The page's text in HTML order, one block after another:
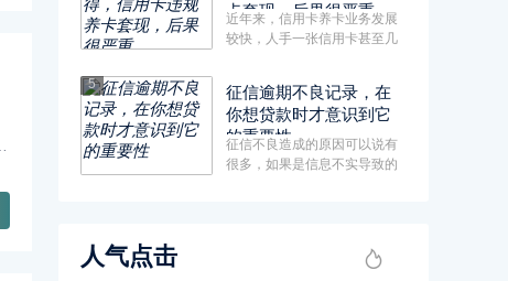
卡套现，后果很严重
近年来，信用卡养卡业务发展
较快，人手一张信用卡甚至几
5
征信逾期不良记录，在
你想贷款时才意识到它
的重要性
征信不良造成的原因可以说有
很多，如果是信息不实导致的
人气点击